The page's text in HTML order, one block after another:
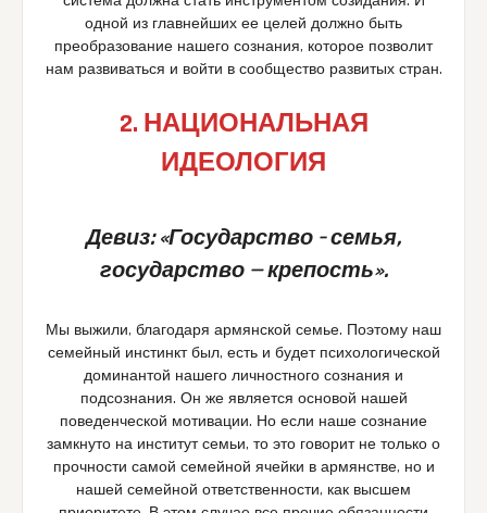
одной из главнейших ее целей должно быть
преобразование нашего сознания, которое позволит
нам развиваться и войти в сообщество развитых стран.
2. НАЦИОНАЛЬНАЯ
ИДЕОЛОГИЯ
Девиз: «Государство – семья,
государство — крепость».
Мы выжили, благодаря армянской семье. Поэтому наш
семейный инстинкт был, есть и будет психологической
доминантой нашего личностного сознания и
подсознания. Он же является основой нашей
поведенческой мотивации. Но если наше сознание
замкнуто на институт семьи, то это говорит не только о
прочности самой семейной ячейки в армянстве, но и
нашей семейной ответственности, как высшем